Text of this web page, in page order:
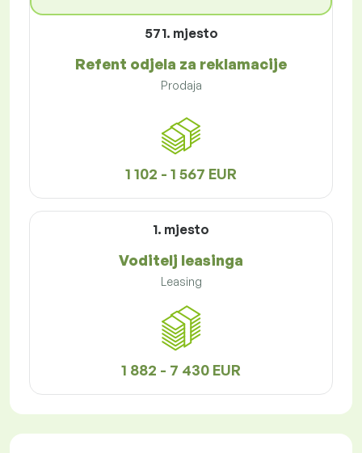
571. mjesto
Refent odjela za reklamacije
Prodaja
1 102 - 1 567 EUR
1. mjesto
Voditelj leasinga
Leasing
1 882 - 7 430 EUR